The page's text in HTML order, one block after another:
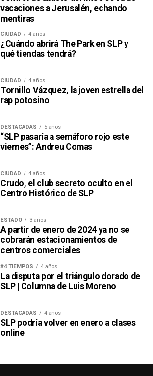
vacaciones a Jerusalén, echando
mentiras
CIUDAD 4 años
¿Cuándo abrirá The Park en SLP y
qué tiendas tendrá?
CIUDAD 4 años
Tornillo Vázquez, la joven estrella del
rap potosino
DESTACADAS 5 años
“SLP pasaría a semáforo rojo este
viernes”: Andreu Comas
CIUDAD 4 años
Crudo, el club secreto oculto en el
Centro Histórico de SLP
ESTADO 3 años
A partir de enero de 2024 ya no se
cobrarán estacionamientos de
centros comerciales
#4 TIEMPOS 4 años
La disputa por el triángulo dorado de
SLP | Columna de Luis Moreno
DESTACADAS 4 años
SLP podría volver en enero a clases
online